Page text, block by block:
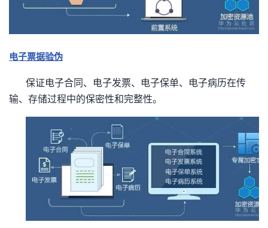
电子票据验伪
保证电子合同、电子发票、电子保单、电子病历在传
输、存储过程中的保密性和完整性。